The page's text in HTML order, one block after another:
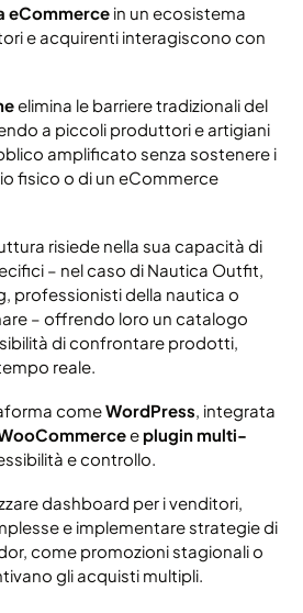
eCommerce in un ecosistema
e acquirenti interagiscono con
elimina le barriere tradizionali del
a piccoli produttori e artigiani
amplificato senza sostenere i
fisico o di un eCommerce
risiede nella sua capacità di
– nel caso di Nautica Outfit,
professionisti della nautica o
– offrendo loro un catalogo
di confrontare prodotti,
reale.
comeWordPress , integrata
e plugin multi-
e controllo.
dashboard per i venditori,
e implementare strategie di
come promozioni stagionali o
gli acquisti multipli.